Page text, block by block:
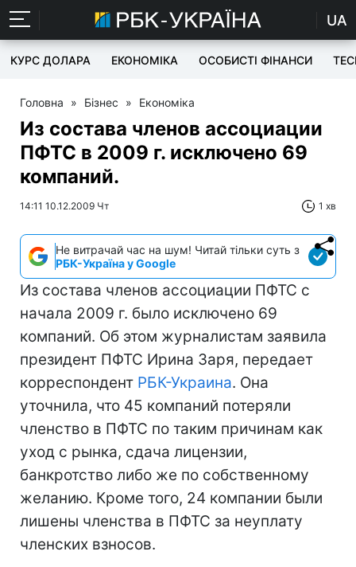
UA
КУРС ДОЛАРА ЕКОНОМІКА ОСОБИСТІ ФІНАНСИ
Головна » Бізнес » Економіка
Из состава членов ассоциации
ПФТС в 2009 г. исключено 69
компаний.
14:11 10.12.2009 Чт 1 хв
Не витрачай час на шум! Читай тільки суть з
РБК-Україна у Google
Из состава членов ассоциации ПФТС с
начала 2009 г. было исключено 69
компаний. Об этом журналистам заявила
президент ПФТС Ирина Заря, передает
корреспондент РБК-Украина. Она
уточнила, что 45 компаний потеряли
членство в ПФТС по таким причинам как
уход с рынка, сдача лицензии,
банкротство либо же по собственному
желанию. Кроме того, 24 компании были
лишены членства в ПФТС за неуплату
членских взносов.